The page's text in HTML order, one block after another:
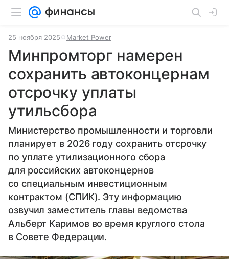
25 ноября 2025 Market Power
Минпромторг намерен
сохранить автоконцернам
отсрочку уплаты
утильсбора
Министерство промышленности и торговли
планирует в 2026 году сохранить отсрочку
по уплате утилизационного сбора
для российских автоконцернов
со специальным инвестиционным
контрактом (СПИК). Эту информацию
озвучил заместитель главы ведомства
Альберт Каримов во время круглого стола
в Совете Федерации.